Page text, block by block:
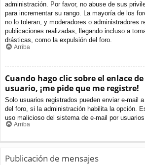
administración. Por favor, no abuse de sus
para incrementar su rango. La mayoría de los
no lo toleran, y moderadores o administradores
publicaciones realizadas, llegando incluso a
drásticas, como la expulsión del foro.
Arriba
Cuando hago clic sobre el enlace
usuario, ¡me pide que me registre!
Solo usuarios registrados pueden enviar e-mail
del foro, si la administración habilita la opción.
uso malicioso del sistema de e-mail por usuarios
Arriba
Publicación de mensajes